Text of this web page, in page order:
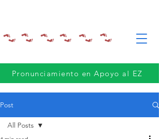
Pronunciamiento en Apoyo al EZ
Post
All Posts